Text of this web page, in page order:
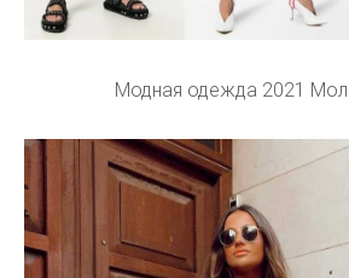
Модная одежда 2021